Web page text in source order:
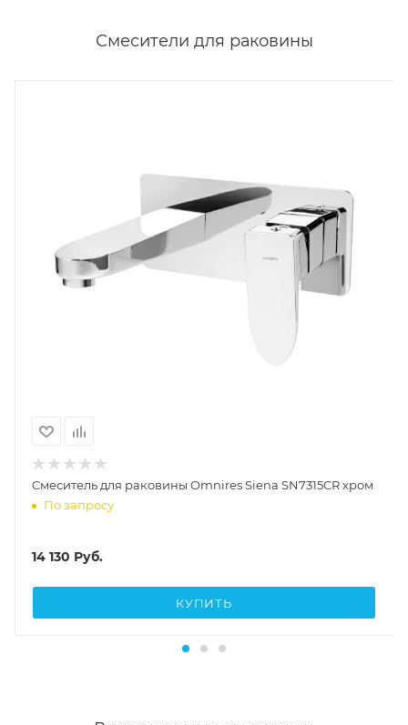
Смесители для раковины
Cмеситель для раковины Omnires Siena SN7315CR хром
По запросу
14 130 Руб.
КУПИТЬ